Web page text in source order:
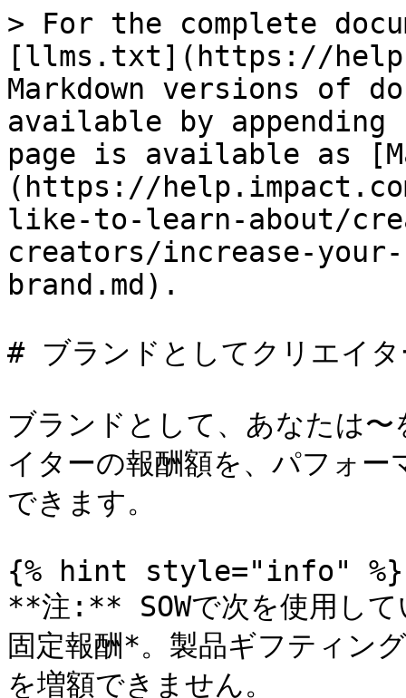
> For the complete
[llms.txt](https://
Markdown versions of
available by
page is available as
(https://
like-to-learn-about/
creators/increase-
brand.md).
# ブランドとしてクリエイ
ブランドとして、あなたは
イターの報酬額を、パフォ
できます。
{% hint style="info" %}
**注:** SOWで次を使用し
固定報酬*。製品ギフティン
を増額できません。